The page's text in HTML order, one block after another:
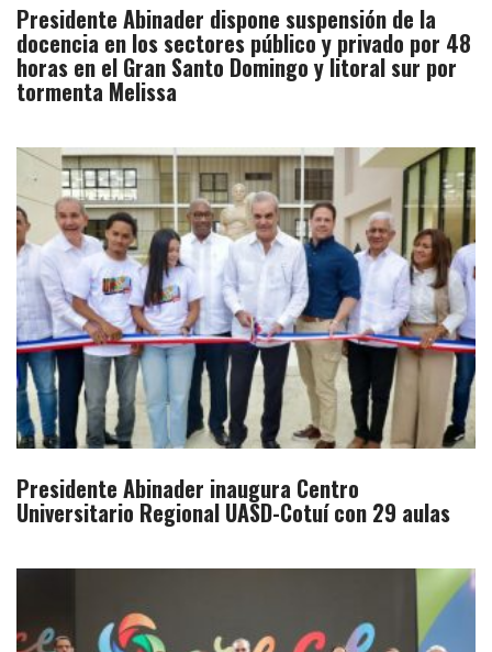
Presidente Abinader dispone suspensión de la
docencia en los sectores público y privado por 48
horas en el Gran Santo Domingo y litoral sur por
tormenta Melissa
Presidente Abinader inaugura Centro
Universitario Regional UASD-Cotuí con 29 aulas